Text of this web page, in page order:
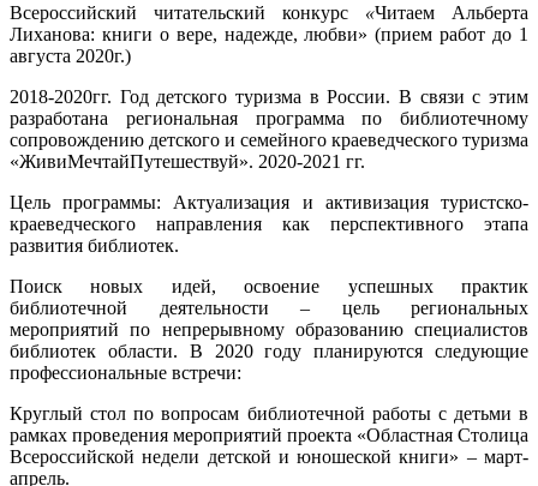
Всероссийский читательский конкурс «Читаем Альберта
Лиханова: книги о вере, надежде, любви» (прием работ до 1
августа 2020г.)
2018-2020гг. Год детского туризма в России. В связи с этим
разработана региональная программа по библиотечному
сопровождению детского и семейного краеведческого туризма
«ЖивиМечтайПутешествуй». 2020-2021 гг.
Цель программы: Актуализация и активизация туристско-
краеведческого направления как перспективного этапа
развития библиотек.
Поиск новых идей, освоение успешных практик
библиотечной деятельности – цель региональных
мероприятий по непрерывному образованию специалистов
библиотек области. В 2020 году планируются следующие
профессиональные встречи:
Круглый стол по вопросам библиотечной работы с детьми в
рамках проведения мероприятий проекта «Областная Столица
Всероссийской недели детской и юношеской книги» – март-
апрель.